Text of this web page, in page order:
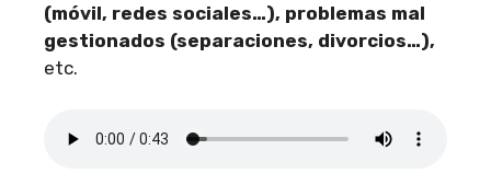
(móvil, redes sociales…), problemas mal
gestionados (separaciones, divorcios…),
etc.